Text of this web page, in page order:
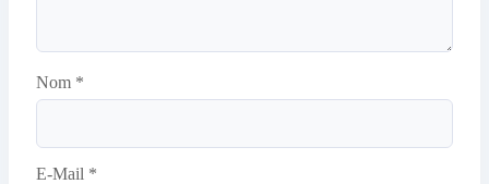
Nom *
E-Mail *